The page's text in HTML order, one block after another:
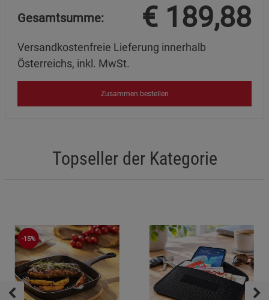
Gesamtsumme: € 189,88
Versandkostenfreie Lieferung innerhalb
Österreichs, inkl. MwSt.
Zusammen bestellen
Topseller der Kategorie
-15%